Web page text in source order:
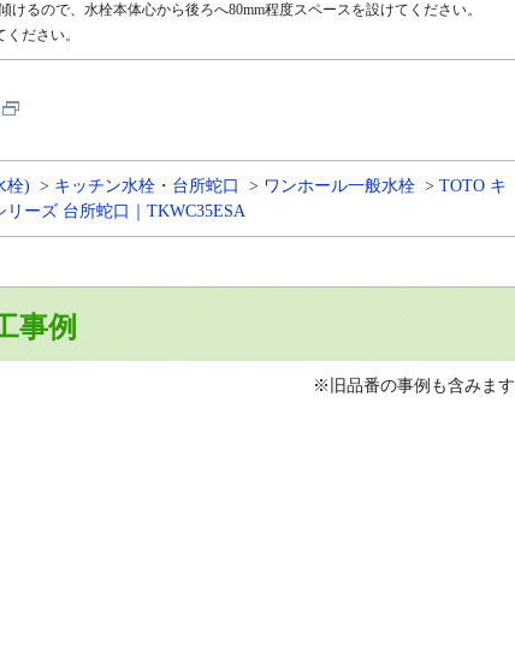
るので、水栓本体心から後ろへ80mm程度スペースを設けてください。
ださい。
栓) キッチン水栓・台所蛇口 ワンホール一般水栓
TOTO キ
ーズ 台所蛇口｜TKWC35ESA
事例
※旧品番の事例も含みます